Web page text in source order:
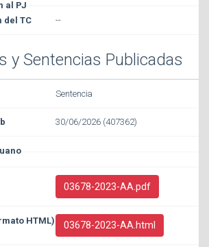
--
y Sentencias Publicadas
Sentencia
30/06/2026 (407362)
03678-2023-AA.pdf
03678-2023-AA.html